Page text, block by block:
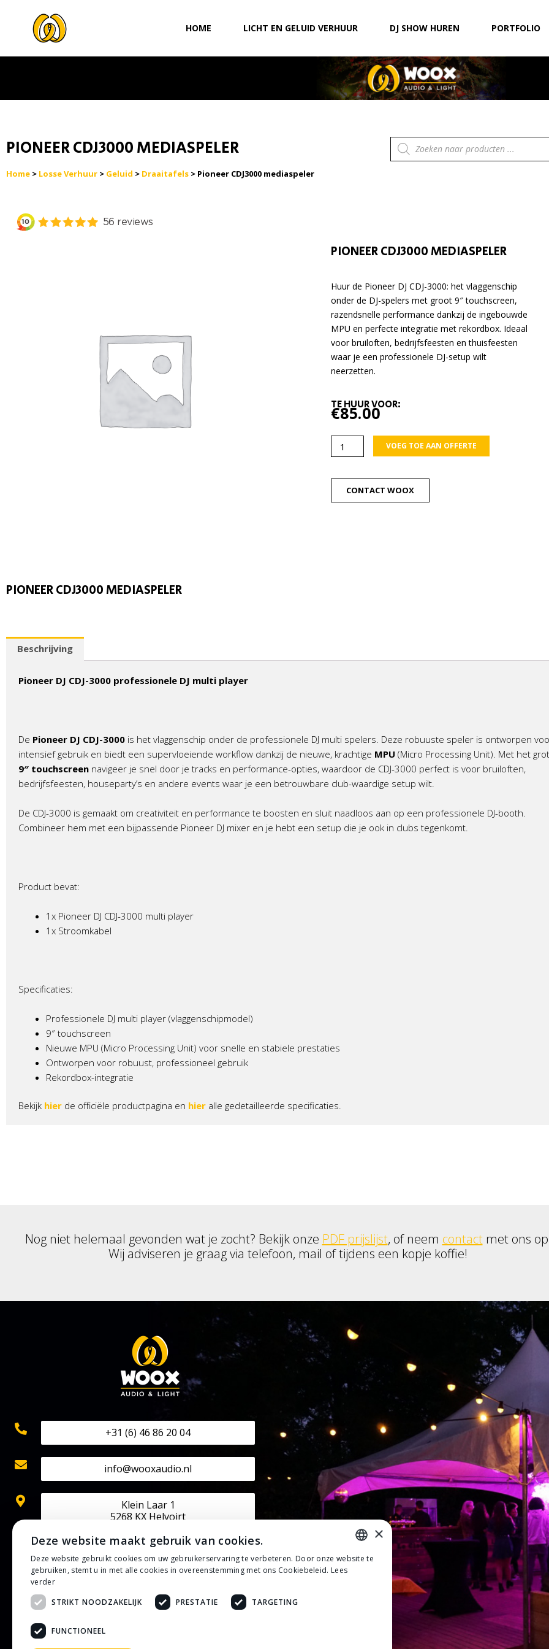
HOME LICHT EN GELUID VERHUUR DJ SHOW HUREN PORTFOLIO
PIONEER CDJ3000 MEDIASPELER
Home > Losse Verhuur > Geluid > Draaitafels > Pioneer CDJ3000 mediaspeler
Producten
zoeken
PIONEER CDJ3000 MEDIASPELER
Huur de Pioneer DJ CDJ-3000: het vlaggenschip
onder de DJ-spelers met groot 9″ touchscreen,
razendsnelle performance dankzij de ingebouwde
MPU en perfecte integratie met rekordbox. Ideaal
voor bruiloften, bedrijfsfeesten en thuisfeesten
waar je een professionele DJ-setup wilt
neerzetten.
TE HUUR VOOR:
€85.00
Pioneer
CDJ3000
aantal
VOEG TOE AAN OFFERTE
CONTACT WOOX
PIONEER CDJ3000 MEDIASPELER
Beschrijving
Pioneer DJ CDJ-3000 professionele DJ multi player
De Pioneer DJ CDJ-3000 is het vlaggenschip onder de professionele DJ multi spelers. Deze robuuste speler is ontworpen
intensief gebruik en biedt een supervloeiende workflow dankzij de nieuwe, krachtige MPU (Micro Processing Unit). Met het
9″ touchscreen navigeer je snel door je tracks en performance-opties, waardoor de CDJ-3000 perfect is voor bruiloften,
bedrijfsfeesten, houseparty’s en andere events waar je een betrouwbare club-waardige setup wilt.
De CDJ-3000 is gemaakt om creativiteit en performance te boosten en sluit naadloos aan op een professionele DJ-booth.
Combineer hem met een bijpassende Pioneer DJ mixer en je hebt een setup die je ook in clubs tegenkomt.
Product bevat:
1x Pioneer DJ CDJ-3000 multi player
1x Stroomkabel
Specificaties:
Professionele DJ multi player (vlaggenschipmodel)
9″ touchscreen
Nieuwe MPU (Micro Processing Unit) voor snelle en stabiele prestaties
Ontworpen voor robuust, professioneel gebruik
Rekordbox-integratie
Bekijk hier de officiële productpagina en hier alle gedetailleerde specificaties.
Nog niet helemaal gevonden wat je zocht? Bekijk onze PDF prijslijst, of neem contactmet ons
Wij adviseren je graag via telefoon, mail of tijdens een kopje koffie!
+31 (6) 46 86 20 04
info@wooxaudio.nl
Klein Laar 1
5268 KX Helvoirt
KVK: 70524602
BTW: NL002202313B42
IBAN: NL50 RABO 0133 0807 30
Privacybeleid
Algemene voorwaarden
×
Deze website maakt gebruik van cookies.
Deze website gebruikt cookies om uw gebruikerservaring te verbeteren. Door onze website te
gebruiken, stemt u in met alle cookies in overeenstemming met ons Cookiebeleid. Lees
verder
STRIKT NOODZAKELIJK
PRESTATIE TARGETING
FUNCTIONEEL